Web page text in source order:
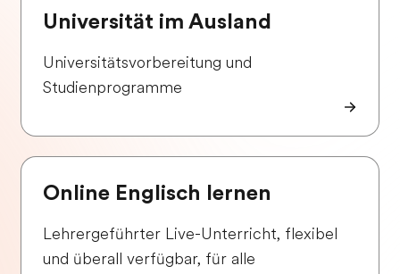
Universität im Ausland
Universitätsvorbereitung und
Studienprogramme
Online Englisch lernen
Lehrergeführter Live-Unterricht, flexibel
und überall verfügbar, für alle